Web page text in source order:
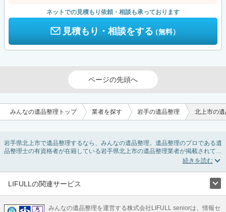
ネットでの見積もり依頼・相談も承っております
見積もり・相談をする（無料）
ページの先頭へ
みんなの遺品整理トップ 業者を探す 岩手の遺品整理 北上市の
岩手県北上市で遺品整理するなら、みんなの遺品整理。遺品整理のプロである遺
品整理士の有資格者が在籍している岩手県北上市の遺品整理業者が掲載されてい
ます。遺品処分を即日対応してくれる実家の片付け業者や遺品整理会社を比較で
件を利用し検索してみましょう。
LIFULLの関連サービス
みんなの遺品整理を運営する株式会社LIFULL seniorは、情報セ